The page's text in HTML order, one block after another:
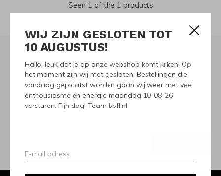
WIJ ZIJN GESLOTEN TOT
10 AUGUSTUS!
Hallo, leuk dat je op onze webshop komt kijken! Op
het moment zijn wij met gesloten. Bestellingen die
vandaag geplaatst worden gaan wij weer met veel
enthousiasme en energie maandag 10-08-26
versturen. Fijn dag! Team bbfl.nl
Seen 1 of the 1 products
Meld je aan voor onze
nieuwsbrief
Ontvang de nieuwste aanbiedingen en promoties